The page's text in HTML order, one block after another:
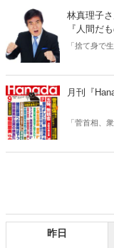
林真理子
『人間だ
「捨て身で
の』」を愛
くづく感服
月刊『
「菅首相、
せていく中
て答えた「
の舞台裏」
壊の全真実
りたいニュ
昨日